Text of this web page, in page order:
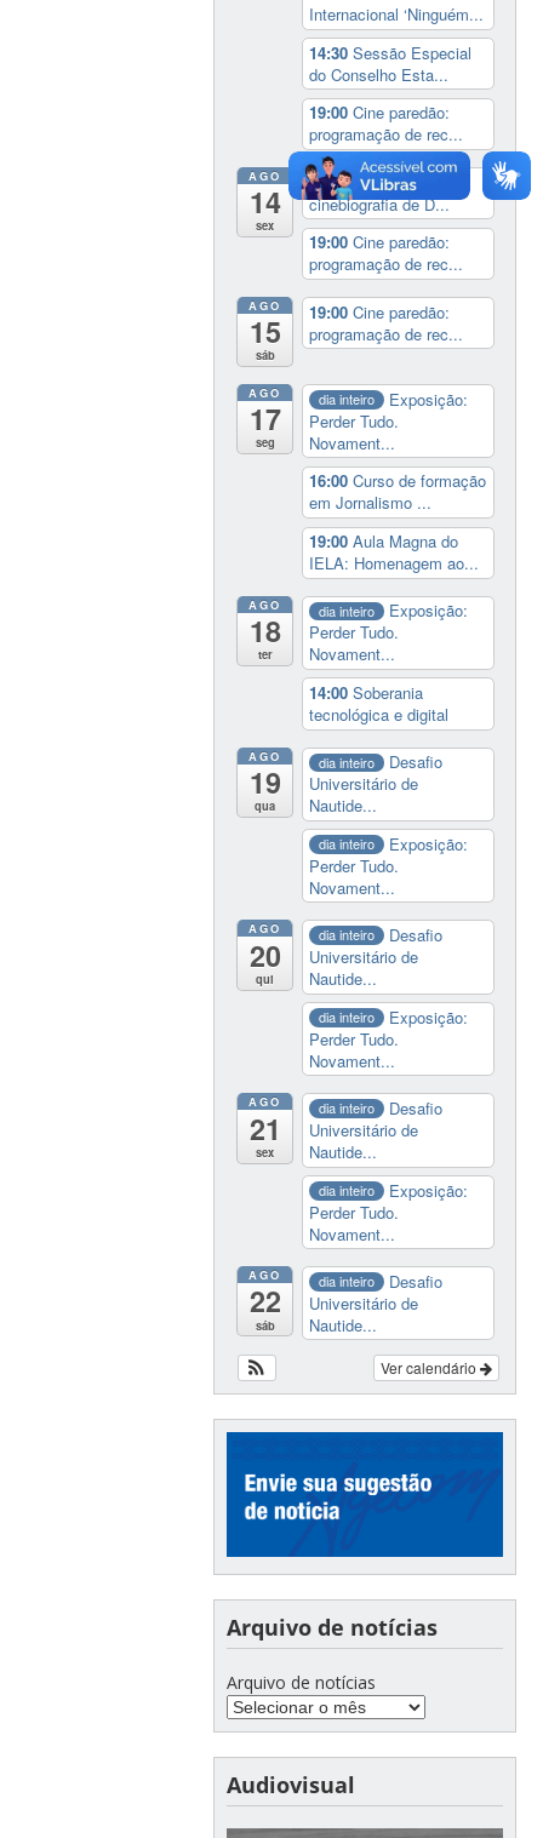
Internacional ‘Ninguém...
14:30Sessão Especial
do Conselho Esta...
19:00Cine paredão:
programação de rec...
AGO
14
sex
14:00 Lançamento da
cinebiografia de D...
19:00Cine paredão:
programação de rec...
AGO
15
sáb
19:00Cine paredão:
programação de rec...
AGO
17
seg
dia inteiro
Exposição:
Perder Tudo.
Novament...
16:00Curso de formação
em Jornalismo ...
19:00Aula Magna do
IELA: Homenagem ao...
AGO
18
ter
dia inteiro
Exposição:
Perder Tudo.
Novament...
14:00Soberania
tecnológica e digital
AGO
19
qua
dia inteiro
Desafio
Universitário de
Nautide...
dia inteiro
Exposição:
Perder Tudo.
Novament...
AGO
20
qui
dia inteiro
Desafio
Universitário de
Nautide...
dia inteiro
Exposição:
Perder Tudo.
Novament...
AGO
21
sex
dia inteiro
Desafio
Universitário de
Nautide...
dia inteiro
Exposição:
Perder Tudo.
Novament...
AGO
22
sáb
dia inteiro
Desafio
Universitário de
Nautide...
Ver calendário
Arquivo de notícias
Arquivo de notícias
Audiovisual